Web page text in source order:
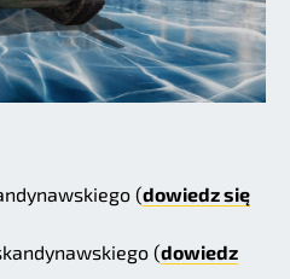
(dowiedz się
(dowiedz